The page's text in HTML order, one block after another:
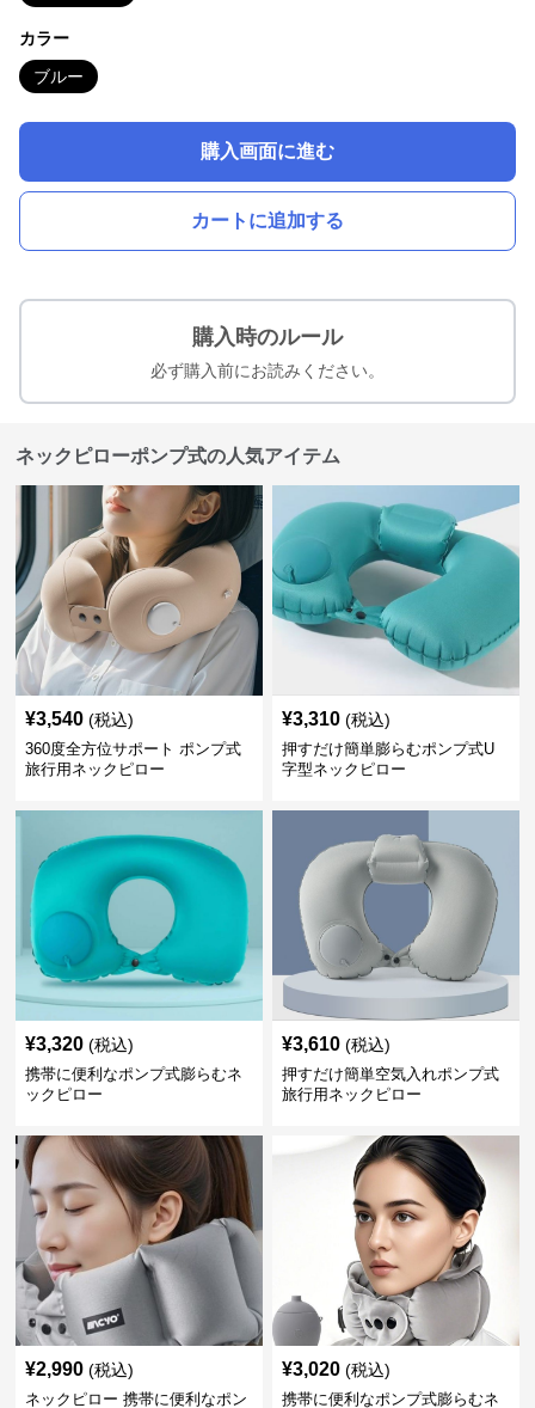
カラー
ブルー
購入画面に進む
カートに追加する
購入時のルール
必ず購入前にお読みください。
ネックピローポンプ式の人気アイテム
¥3,540 (税込)
360度全方位サポート ポンプ式
旅行用ネックピロー
¥3,310 (税込)
押すだけ簡単膨らむポンプ式U
字型ネックピロー
¥3,320 (税込)
携帯に便利なポンプ式膨らむネ
ックピロー
¥3,610 (税込)
押すだけ簡単空気入れポンプ式
旅行用ネックピロー
¥2,990 (税込)
ネックピロー 携帯に便利なポン
¥3,020 (税込)
携帯に便利なポンプ式膨らむネ